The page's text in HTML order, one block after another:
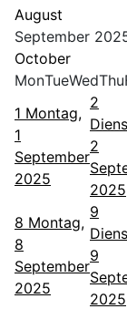
August
September
October
MonTueWedThu
1 Montag,
1
September
2025
2
2
2025
8 Montag,
8
September
2025
9
9
2025